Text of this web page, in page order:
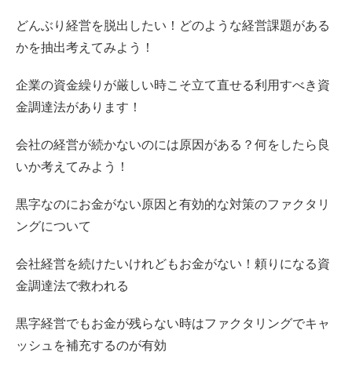
どんぶり経営を脱出したい！どのような経営課題がある
かを抽出考えてみよう！
企業の資金繰りが厳しい時こそ立て直せる利用すべき資
金調達法があります！
会社の経営が続かないのには原因がある？何をしたら良
いか考えてみよう！
黒字なのにお金がない原因と有効的な対策のファクタリ
ングについて
会社経営を続けたいけれどもお金がない！頼りになる資
金調達法で救われる
黒字経営でもお金が残らない時はファクタリングでキャ
ッシュを補充するのが有効